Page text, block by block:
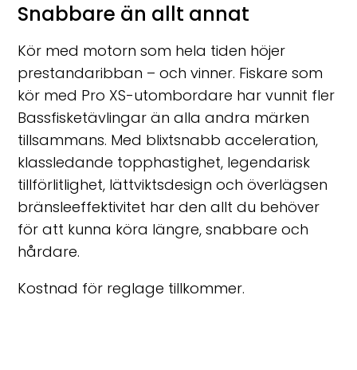
Snabbare än allt annat
Kör med motorn som hela tiden höjer
prestandaribban – och vinner. Fiskare som
kör med Pro XS-utombordare har vunnit fler
Bassfisketävlingar än alla andra märken
tillsammans. Med blixtsnabb acceleration,
klassledande topphastighet, legendarisk
tillförlitlighet, lättviktsdesign och överlägsen
bränsleeffektivitet har den allt du behöver
för att kunna köra längre, snabbare och
hårdare.
Kostnad för reglage tillkommer.